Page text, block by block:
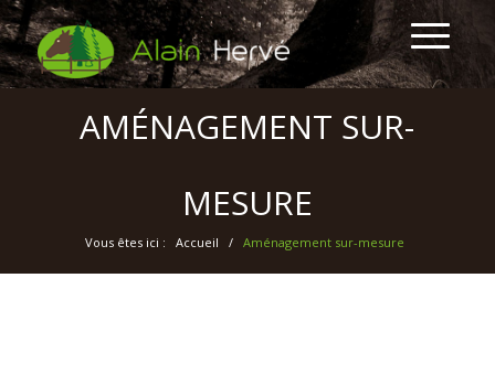
AMÉNAGEMENT SUR-
MESURE
Vous êtes ici : Accueil / Aménagement sur-mesure